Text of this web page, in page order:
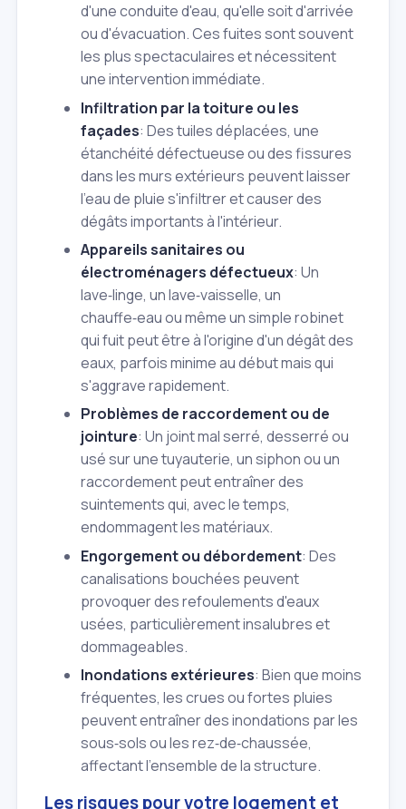
d'une conduite d'eau, qu'elle soit d'arrivée
ou d'évacuation. Ces fuites sont souvent
les plus spectaculaires et nécessitent
une intervention immédiate.
Infiltration par la toiture ou les
façades: Des tuiles déplacées, une
étanchéité défectueuse ou des fissures
dans les murs extérieurs peuvent laisser
l'eau de pluie s'infiltrer et causer des
dégâts importants à l'intérieur.
Appareils sanitaires ou
électroménagers défectueux: Un
lave‑linge, un lave‑vaisselle, un
chauffe‑eau ou même un simple robinet
qui fuit peut être à l'origine d'un dégât des
eaux, parfois minime au début mais qui
s'aggrave rapidement.
Problèmes de raccordement ou de
jointure: Un joint mal serré, desserré ou
usé sur une tuyauterie, un siphon ou un
raccordement peut entraîner des
suintements qui, avec le temps,
endommagent les matériaux.
Engorgement ou débordement: Des
canalisations bouchées peuvent
provoquer des refoulements d'eaux
usées, particulièrement insalubres et
dommageables.
Inondations extérieures: Bien que moins
fréquentes, les crues ou fortes pluies
peuvent entraîner des inondations par les
sous‑sols ou les rez‑de‑chaussée,
affectant l'ensemble de la structure.
Les risques pour votre logement et